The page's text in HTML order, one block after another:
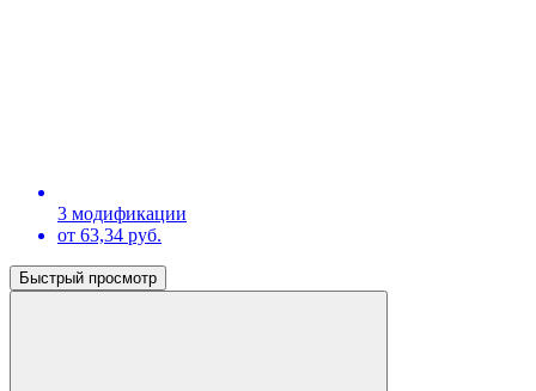
3 модификации
от 63,34 руб.
Быстрый просмотр